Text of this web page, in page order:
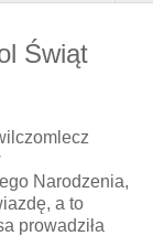
Świąt
Narodzenia,
, a to
prowadziła